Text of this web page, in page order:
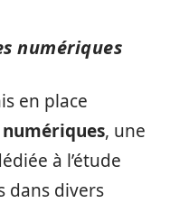
numériques
en place
, une
à l’étude
dans divers